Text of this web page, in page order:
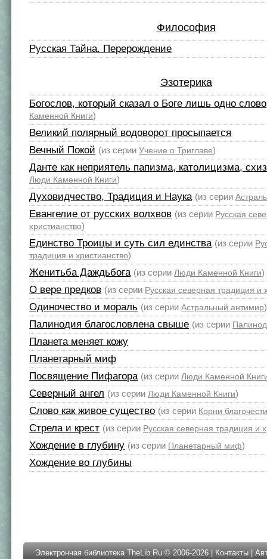
Философия
Русская Тайна. Перерождение
Эзотерика
Богослов, который сказал о Боге лишь одно слово
Каменной Книги)
Великий полярный водоворот просыпается
Вечный Покой (из серииУчение о Триглаве)
Данте как неприятель папизма, католицизма,
Люди Каменной Книги)
Духовидчество, Традиция и Наука (из серии
Евангелие от русских волхвов (из серии Русская
христианство)
Единство Троицы и суть сил единства (из серии
традиция и христианство)
Женитьба Даждьбога (из серии Люди Каменной Книги)
О вере предков (из серии Русская северная традиция и
Одиночество и мораль (из серииАстральный антимир)
Палинодия благословлена свыше (из серии
Планета меняет кожу
Планетарный миф
Посвящение Пифагора (из серии Люди Каменной
Северный ангел (из серии Люди Каменной Книги)
Слово как живое существо (из серии Корни
Стрела и крест (из серии Русская северная традиция и
Хождение в глубину (из серии Планетарный миф)
Хождение во глубины
Электронная библиотека TheLib.Ru © 2006-2026 | Контакты |